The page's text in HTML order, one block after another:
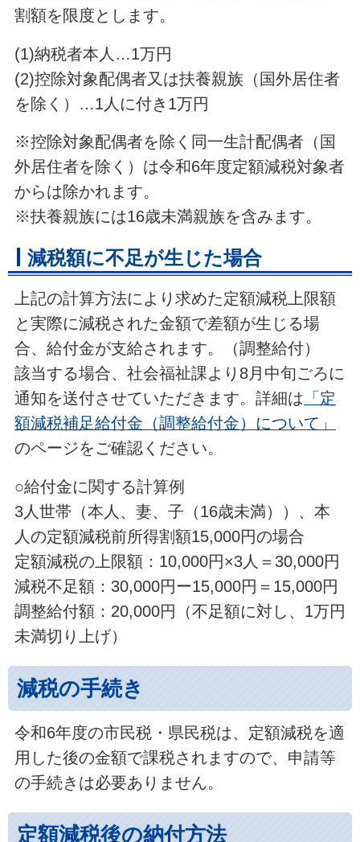
割額を限度とします。
(1)納税者本人…1万円
(2)控除対象配偶者又は扶養親族（国外居住者
を除く）…1人に付き1万円
※控除対象配偶者を除く同一生計配偶者（国
外居住者を除く）は令和6年度定額減税対象者
からは除かれます。
※扶養親族には16歳未満親族を含みます。
減税額に不足が生じた場合
上記の計算方法により求めた定額減税上限額
と実際に減税された金額で差額が生じる場
合、給付金が支給されます。（調整給付）
該当する場合、社会福祉課より8月中旬ごろに
通知を送付させていただきます。詳細は 「定
額減税補足給付金（調整給付金）について」
のページをご確認ください。
○給付金に関する計算例
3人世帯（本人、妻、子（16歳未満））、本
人の定額減税前所得割額15,000円の場合
定額減税の上限額：10,000円×3人＝30,000円
減税不足額：30,000円ー15,000円＝15,000円
調整給付額：20,000円（不足額に対し、1万円
未満切り上げ）
減税の手続き
令和6年度の市民税・県民税は、定額減税を適
用した後の金額で課税されますので、申請等
の手続きは必要ありません。
定額減税後の納付方法